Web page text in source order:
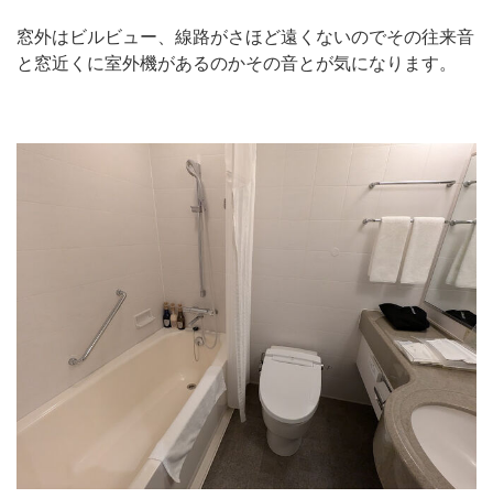
窓外はビルビュー、線路がさほど遠くないのでその往来音
と窓近くに室外機があるのかその音とが気になります。